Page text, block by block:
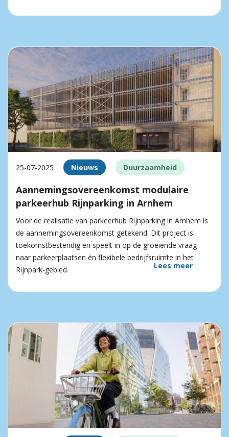
25-07-2025 Nieuws Duurzaamheid
Aannemingsovereenkomst modulaire
parkeerhub Rijnparking in Arnhem
Voor de realisatie van parkeerhub Rijnparking in Arnhem is
de aannemingsovereenkomst getekend. Dit project is
toekomstbestendig en speelt in op de groeiende vraag
naar parkeerplaatsen én flexibele bedrijfsruimte in het
Rijnpark-gebied.
Lees meer